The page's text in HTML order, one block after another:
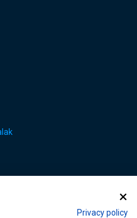
Privacy policy